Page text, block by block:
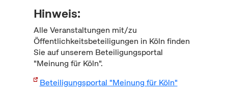
Hinweis:
Alle Veranstaltungen mit/zu
Öffentlichkeitsbeteiligungen in Köln finden
Sie auf unserem Beteiligungsportal
"Meinung für Köln".
Beteiligungsportal "Meinung für Köln"